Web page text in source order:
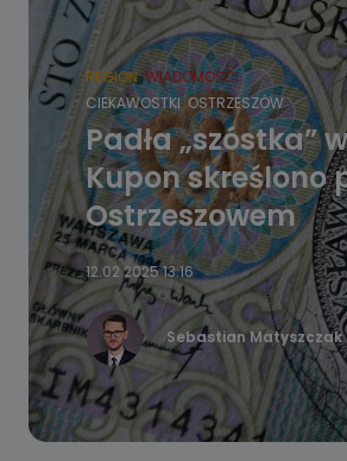
REGION WIADOMOŚCI
CIEKAWOSTKI OSTRZESZÓW
Padła „szóstka”
Kupon skreślono
Ostrzeszowem
12.02.2025 13:16
Sebastian Matyszczak